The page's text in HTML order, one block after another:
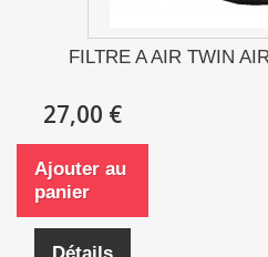
FILTRE A AIR TWIN
27,00 €
Ajouter au
panier